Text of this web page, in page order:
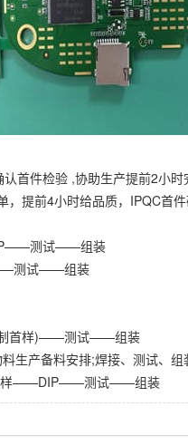
首件检验 ,协助生产提前2小时
提前4小时给品质，IPQC首
测试——组装
测试——组装
首样)——测试——组装
生产备料安排;焊接、测试、组
——DIP——测试——组装